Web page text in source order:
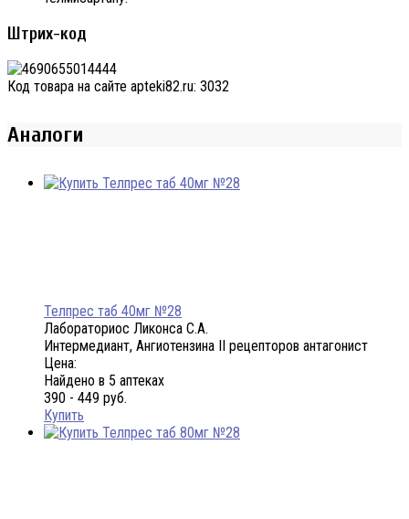
Штрих-код
Код товара на сайте apteki82.ru: 3032
Аналоги
Телпрес таб 40мг №28
Лабораториос Ликонса С.А.
Интермедиант, Ангиотензина II рецепторов антагонист
Цена:
Найдено в 5 аптеках
390 - 449 руб.
Купить